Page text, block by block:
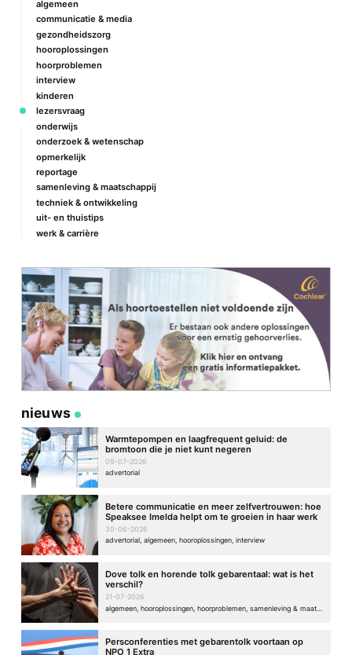
algemeen
communicatie & media
gezondheidszorg
hooroplossingen
hoorproblemen
interview
kinderen
lezersvraag
onderwijs
onderzoek & wetenschap
opmerkelijk
reportage
samenleving & maatschappij
techniek & ontwikkeling
uit- en thuistips
werk & carrière
nieuws
Warmtepompen en laagfrequent geluid: de
bromtoon die je niet kunt negeren
09-07-2026
advertorial
Betere communicatie en meer zelfvertrouwen: hoe
Speaksee Imelda helpt om te groeien in haar werk
30-06-2026
advertorial, algemeen, hooroplossingen, interview
Dove tolk en horende tolk gebarentaal: wat is het
verschil?
21-07-2026
Persconferenties met gebarentolk voortaan op
NPO 1 Extra